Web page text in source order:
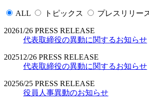
ALL トピックス プレスリリー
20261/26 PRESS RELEASE
代表取締役の異動に関するお知らせ
202512/26 PRESS RELEASE
代表取締役の異動に関するお知らせ
20256/25 PRESS RELEASE
役員人事異動のお知らせ